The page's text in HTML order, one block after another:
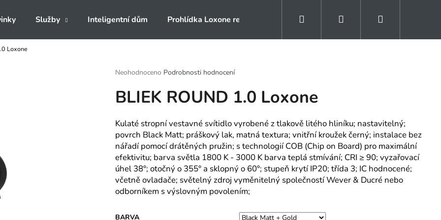
Služby Inteligentní dům Prohlídka Loxone rezidence Kontakty Naše reference
Přihlášení
Loxone
Průměrné
produktu
je
z
5
hvězdiček.
Neohodnoceno Podrobnosti hodnocení
BLIEK ROUND 1.0 Loxone
Kulaté stropní vestavné svítidlo vyrobené z tlakově litého hliníku; nastavitelný;
povrch Black Matt; práškový lak, matná textura; vnitřní kroužek černý; instalace bez
nářadí pomocí drátěných pružin; s technologií COB (Chip on Board) pro maximální
efektivitu; barva světla 1800 K - 3000 K barva teplá stmívání; CRI ≥ 90; vyzařovací
úhel 38°; otočný o 355° a sklopný o 60°; stupeň krytí IP20; třída 3; IC hodnocené;
včetně ovladače; světelný zdroj vyměnitelný společností Wever & Ducré nebo
odborníkem s výslovným povolením;
BARVA
Co potřebujete najít?
HLEDAT